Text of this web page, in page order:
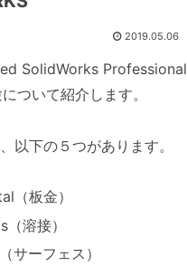
2019.05.06
SolidWorks Professional
ついて紹介します。
以下の５つがあります。
（板金）
溶接）
サーフェス）